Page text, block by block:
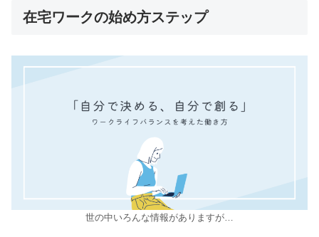
在宅ワークの始め方ステップ
世の中いろんな情報がありますが…